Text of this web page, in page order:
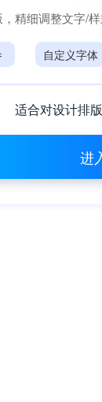
精细调整文字/
自定义字体
适合对设计排
进